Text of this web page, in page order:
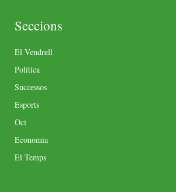
Seccions
El Vendrell
Política
Successos
Esports
Oci
Economia
El Temps